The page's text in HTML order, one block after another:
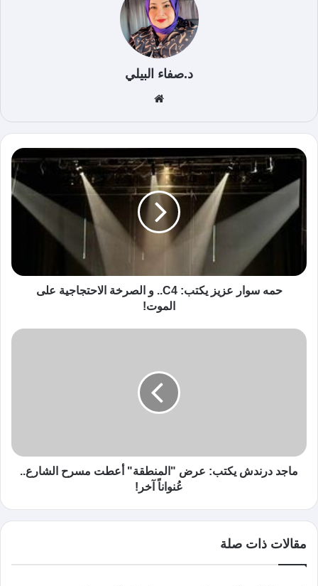
د.صفاء البيلي
الوي
ب
حمه سوار عزيز يكتب: C4.. و الصرخة الاحتجاجية على
الموت!
ماجد درندش يكتب: عرض "المنطقة" أعطت مسرح الشارع..
عُنواناً آخر!
مقالات ذات صلة